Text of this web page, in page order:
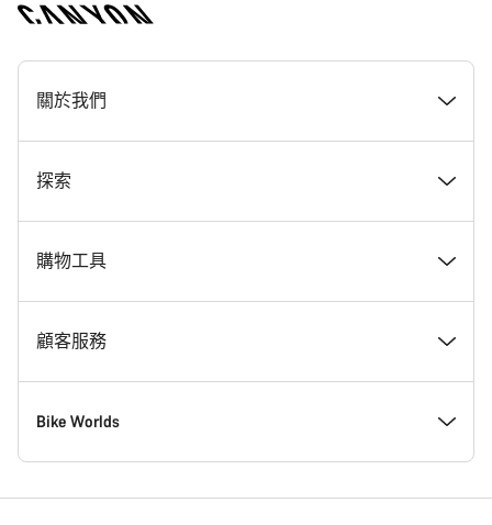
[footer.linksList.title]
關於我們
獎勵
Canyon 工作一覽
Canyon 新聞室
條款 & 細則
法律聲明
探索
最新消息 & 故事
Tips & Advice
Canyon Home 科布倫茲
會員福利
購物工具
尋找夢想中的 Canyon
現貨自行車
尋找專屬的 Canyon 尺寸
顧客服務
支援中心
服務據點
Bike Worlds
公路